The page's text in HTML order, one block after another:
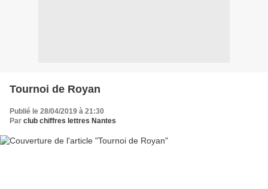
Tournoi de Royan
Publié le 28/04/2019 à 21:30
Par club chiffres lettres Nantes